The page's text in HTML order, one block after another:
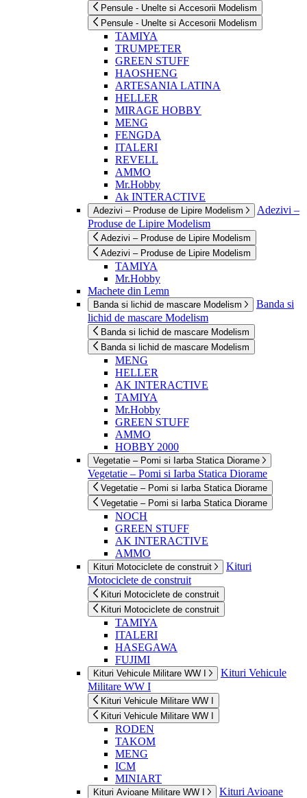
Pensule - Unelte si Accesorii Modelism
Pensule - Unelte si Accesorii Modelism
TAMIYA
TRUMPETER
GREEN STUFF
HAOSHENG
ARTESANIA LATINA
HELLER
MIRAGE HOBBY
MENG
FENGDA
ITALERI
REVELL
AMMO
Mr.Hobby
Ak INTERACTIVE
Adezivi – Produse de Lipire Modelism
Adezivi –
Produse de Lipire Modelism
Adezivi – Produse de Lipire Modelism
Adezivi – Produse de Lipire Modelism
TAMIYA
Mr.Hobby
Machete din Lemn
Banda si lichid de mascare Modelism
Banda si
lichid de mascare Modelism
Banda si lichid de mascare Modelism
Banda si lichid de mascare Modelism
MENG
HELLER
AK INTERACTIVE
TAMIYA
Mr.Hobby
GREEN STUFF
AMMO
HOBBY 2000
Vegetatie – Pomi si Iarba Statica Diorame
Vegetatie – Pomi si Iarba Statica Diorame
Vegetatie – Pomi si Iarba Statica Diorame
Vegetatie – Pomi si Iarba Statica Diorame
NOCH
GREEN STUFF
AK INTERACTIVE
AMMO
Kituri Motociclete de construit
Kituri
Motociclete de construit
Kituri Motociclete de construit
Kituri Motociclete de construit
TAMIYA
ITALERI
HASEGAWA
FUJIMI
Kituri Vehicule Militare WW I
Kituri Vehicule
Militare WW I
Kituri Vehicule Militare WW I
Kituri Vehicule Militare WW I
RODEN
TAKOM
MENG
ICM
MINIART
Kituri Avioane Militare WW I
Kituri Avioane